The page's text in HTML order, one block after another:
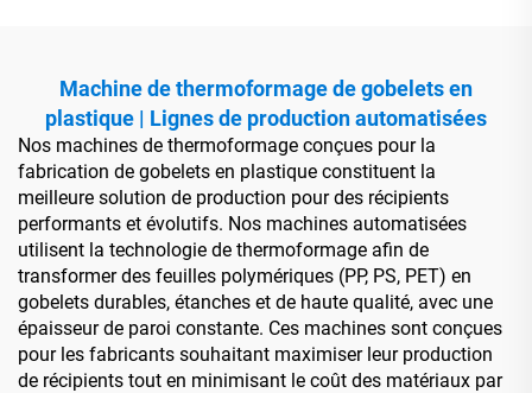
Machine de thermoformage de gobelets en
plastique | Lignes de production automatisées
Nos machines de thermoformage conçues pour la
fabrication de gobelets en plastique constituent la
meilleure solution de production pour des récipients
performants et évolutifs. Nos machines automatisées
utilisent la technologie de thermoformage afin de
transformer des feuilles polymériques (PP, PS, PET) en
gobelets durables, étanches et de haute qualité, avec une
épaisseur de paroi constante. Ces machines sont conçues
pour les fabricants souhaitant maximiser leur production
de récipients tout en minimisant le coût des matériaux par